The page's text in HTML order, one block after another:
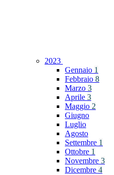
2023
Gennaio 1
Febbraio 8
Marzo 3
Aprile 3
Maggio 2
Giugno
Luglio
Agosto
Settembre 1
Ottobre 1
Novembre 3
Dicembre 4